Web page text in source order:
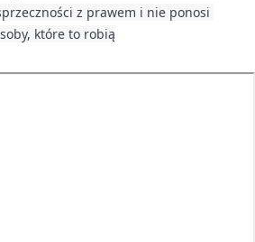
z prawem i nie ponosi
które to robią